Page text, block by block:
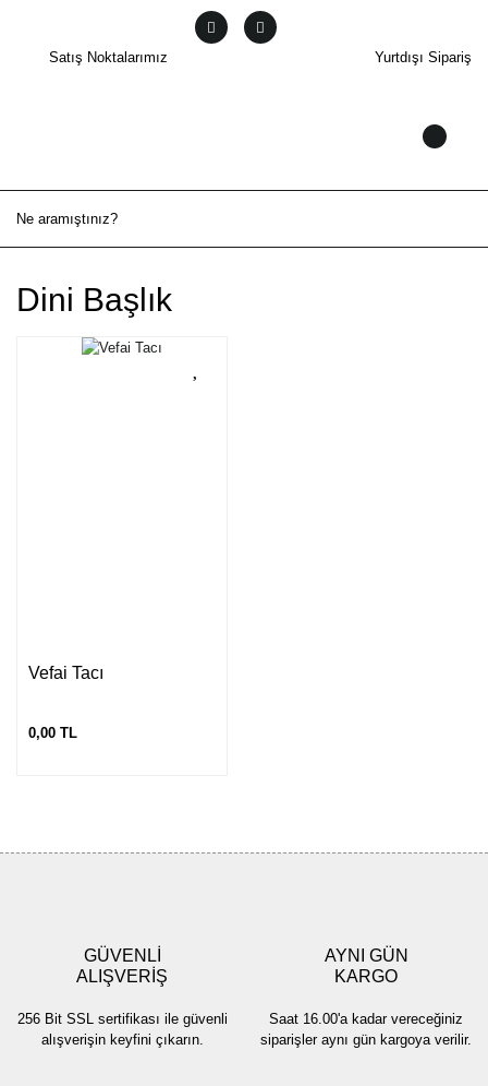
Satış Noktalarımız Yurtdışı Sipariş
Dini Başlık
Vefai Tacı
0,00 TL
GÜVENLİ
ALIŞVERİŞ
256 Bit SSL sertifikası ile güvenli
alışverişin keyfini çıkarın.
AYNI GÜN
KARGO
Saat 16.00'a kadar vereceğiniz
siparişler aynı gün kargoya verilir.